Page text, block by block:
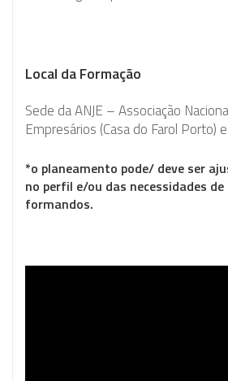
Local da Formação
Sede da ANJE – Associação
Empresários (Casa do Farol Porto)
*o planeamento pode/ deve ser
no perfil e/ou das necessidades
formandos.